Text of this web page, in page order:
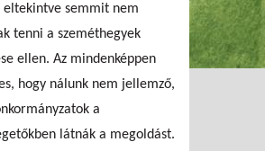
eltekintve semmit nem
tenni a szeméthegyek
ellen. Az mindenképpen
hogy nálunk nem jellemző,
a
látnák a megoldást.